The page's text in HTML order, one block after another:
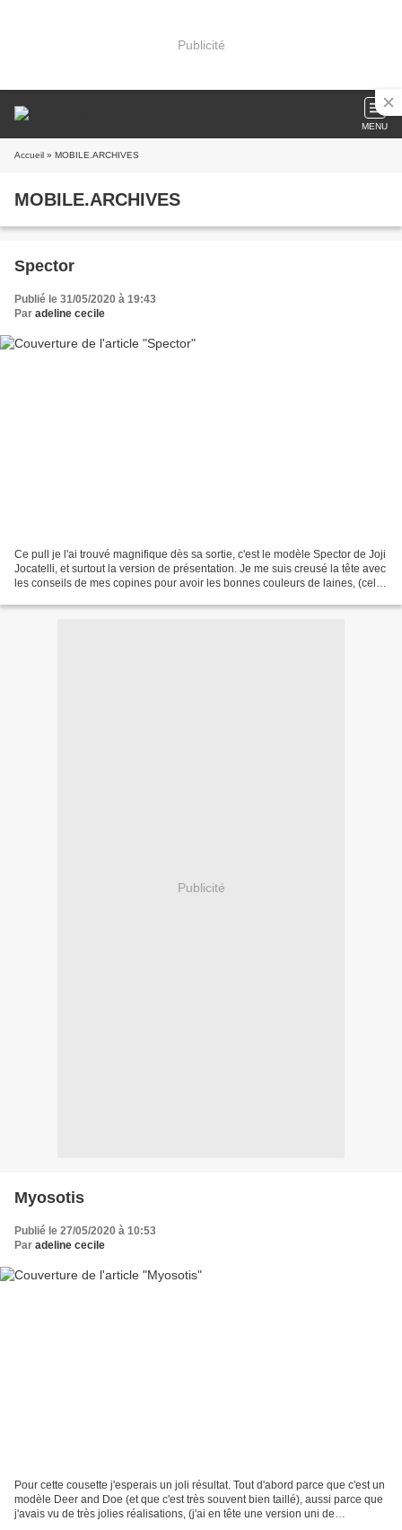
Publicité
MENU
Accueil » MOBILE.ARCHIVES
MOBILE.ARCHIVES
Spector
Publié le 31/05/2020 à 19:43
Par adeline cecile
Ce pull je l'ai trouvé magnifique dès sa sortie, c'est le modèle Spector de Joji
Jocatelli, et surtout la version de présentation. Je me suis creusé la tête avec
les conseils de mes copines pour avoir les bonnes couleurs de laines, (celle
Publicité
Myosotis
Publié le 27/05/2020 à 10:53
Par adeline cecile
Pour cette cousette j'esperais un joli résultat. Tout d'abord parce que c'est un
modèle Deer and Doe (et que c'est très souvent bien taillé), aussi parce que
j'avais vu de très jolies réalisations, (j'ai en tête une version uni de